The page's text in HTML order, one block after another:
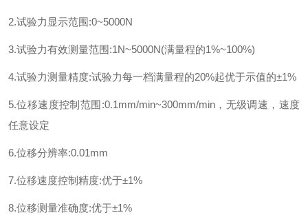
2.试验力显示范围:0~5000N
3.试验力有效测量范围:1N~5000N(满量程的1%~100%)
4.试验力测量精度:试验力每一档满量程的20%起优于示值的±1%
5.位移速度控制范围:0.1mm/min~300mm/min，无级调速，速度
任意设定
6.位移分辨率:0.01mm
7.位移速度控制精度:优于±1%
8.位移测量准确度:优于±1%